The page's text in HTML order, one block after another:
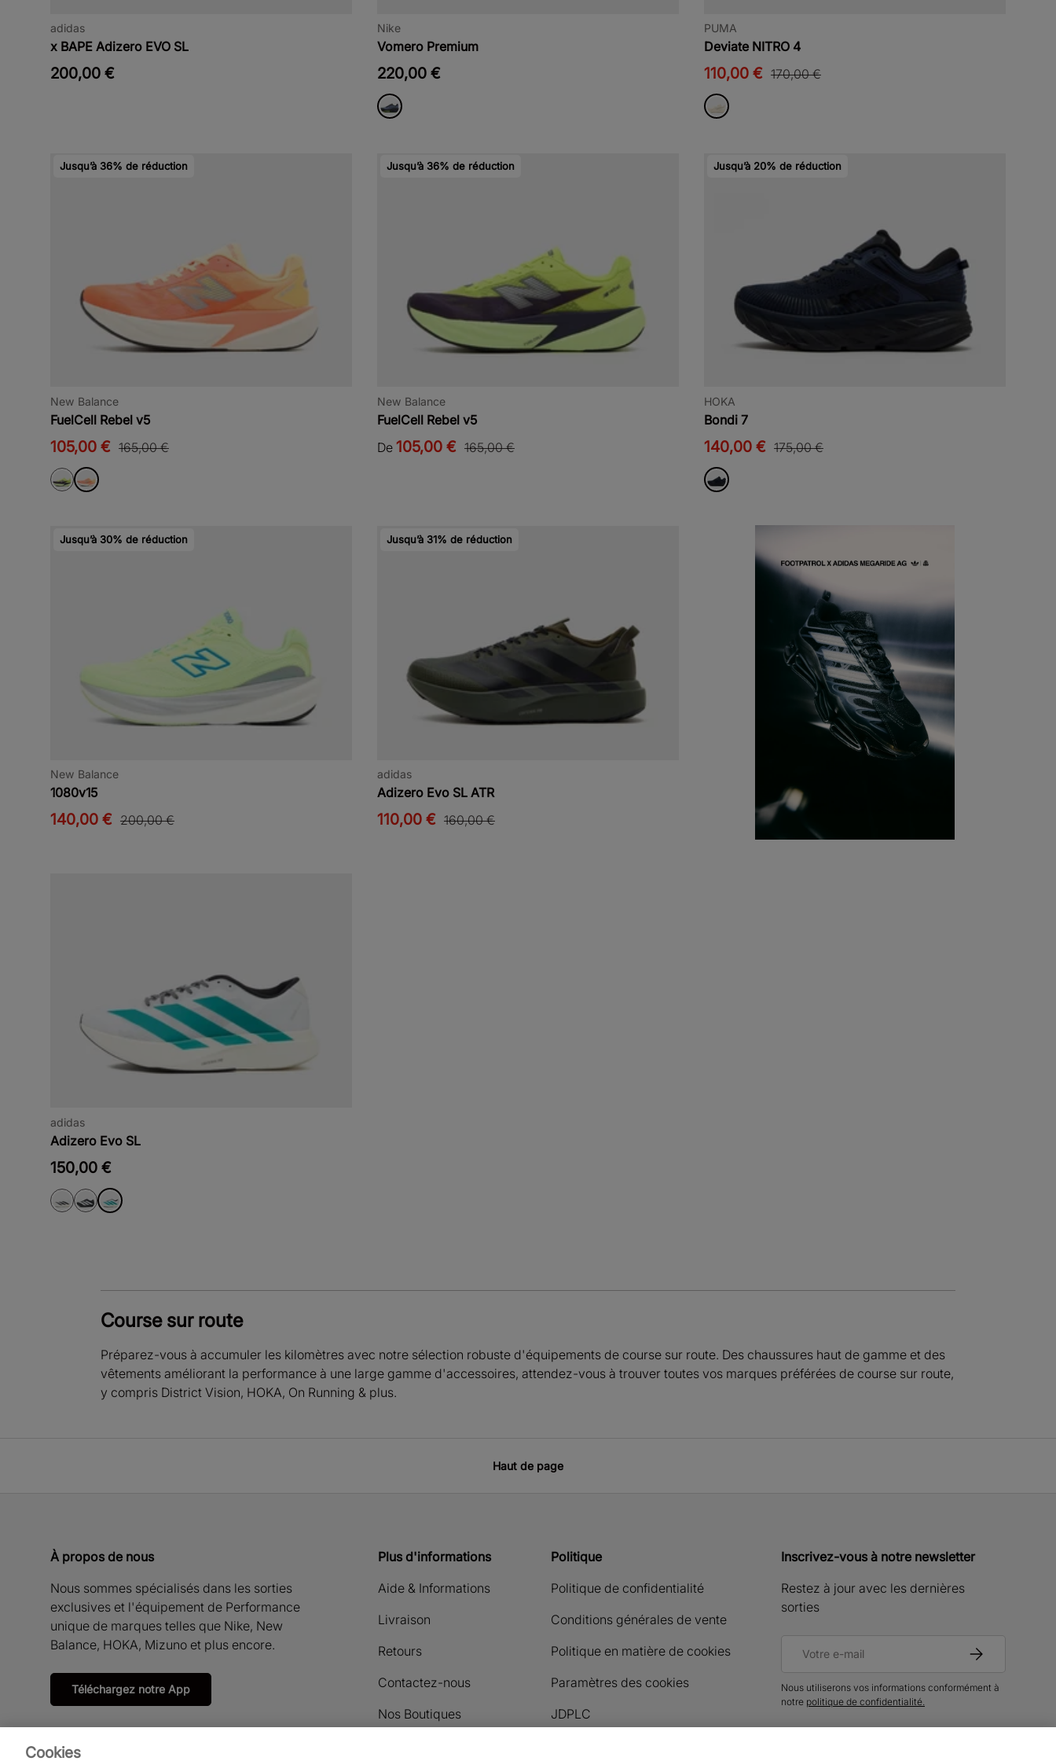
adidas
x BAPE Adizero EVO SL
200,00 €
Nike
Vomero Premium
220,00 €
PUMA
Deviate NITRO 4
110,00 € 170,00 €
Jusqu’à 36% de réduction
New Balance
FuelCell Rebel v5
105,00 € 165,00 €
Jusqu’à 36% de réduction
New Balance
FuelCell Rebel v5
De 105,00 € 165,00 €
Jusqu’à 20% de réduction
HOKA
Bondi 7
140,00 € 175,00 €
Jusqu’à 30% de réduction
New Balance
1080v15
140,00 € 200,00 €
Jusqu’à 31% de réduction
adidas
Adizero Evo SL ATR
110,00 € 160,00 €
adidas
Adizero Evo SL
150,00 €
Course sur route
Préparez-vous à accumuler les kilomètres avec notre sélection robuste d'équipements de course sur route. Des chaussures haut de gamme et des
vêtements améliorant la performance à une large gamme d'accessoires, attendez-vous à trouver toutes vos marques préférées de course sur route,
y compris District Vision, HOKA, On Running & plus.
Haut de page
À propos de nous
Nous sommes spécialisés dans les sorties
exclusives et l'équipement de Performance
unique de marques telles que Nike, New
Balance, HOKA, Mizuno et plus encore.
Téléchargez notre App
Plus d'informations
Aide & Informations
Livraison
Retours
Contactez-nous
Nos Boutiques
Politique
Politique de confidentialité
Conditions générales de vente
Politique en matière de cookies
Paramètres des cookies
JDPLC
Inscrivez-vous à notre newsletter
Restez à jour avec les dernières
sorties
S’inscrire
Nous utiliserons vos informations conformément à
notre politique de confidentialité.
Cookies